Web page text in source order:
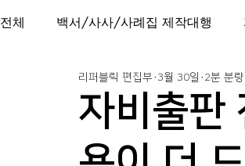
전체 백서/사사/사례집 제작대행
출간도서 안내 연재중 사보/
가이드북, 샘플북, 자료집 제작 대행
자비출판
리퍼블릭 편집부 3월 30일 2분 분량